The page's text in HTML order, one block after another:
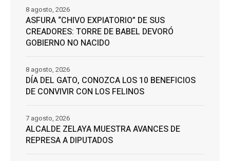
ASFURA “CHIVO EXPIATORIO” DE SUS
CREADORES: TORRE DE BABEL DEVORÓ
GOBIERNO NO NACIDO
8 agosto, 2026
DÍA DEL GATO, CONOZCA LOS 10 BENEFICIOS
DE CONVIVIR CON LOS FELINOS
8 agosto, 2026
ALCALDE ZELAYA MUESTRA AVANCES DE
REPRESA A DIPUTADOS
7 agosto, 2026